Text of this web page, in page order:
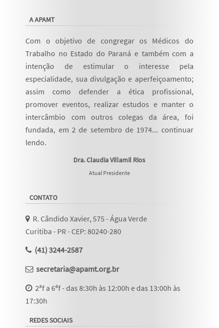
A APAMT
Com o objetivo de congregar os Médicos do
Trabalho no Estado do Paraná e também com a
intenção de estimular o interesse pela
especialidade, sua divulgação e aperfeiçoamento;
assim como defender a ética profissional,
promover eventos, realizar estudos e manter o
intercâmbio com outros colegas da área, foi
fundada, em 2 de setembro de 1974... continuar
lendo.
Dra. Claudia Villamil Rios
Atual Presidente
CONTATO
R. Cândido Xavier, 575 - Água Verde
Curitiba - PR - CEP: 80240-280
(41) 3244-2587
secretaria@apamt.org.br
2ªf a 6ªf - das 8:30h às 12:00h e das 13:00h às
17:30h
REDES SOCIAIS